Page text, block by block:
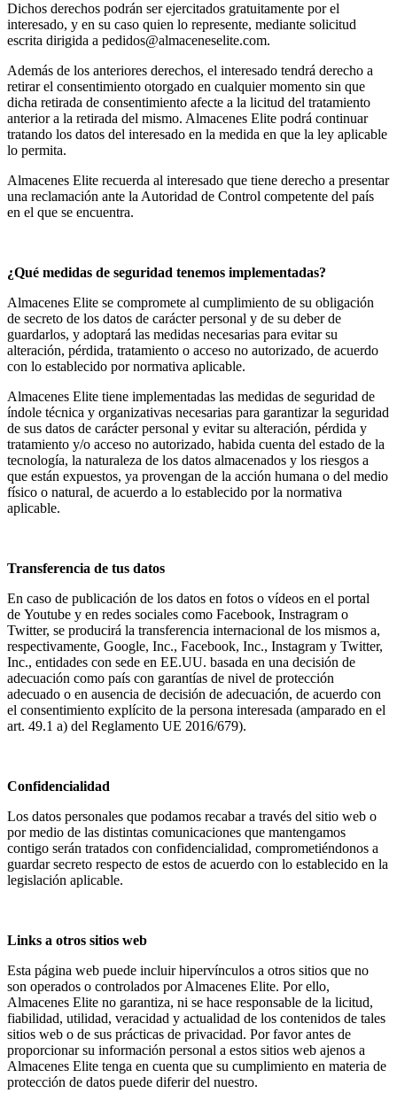
Dichos derechos podrán ser ejercitados gratuitamente por el
interesado, y en su caso quien lo represente, mediante solicitud
escrita dirigida a pedidos@almaceneselite.com.
Además de los anteriores derechos, el interesado tendrá derecho a
retirar el consentimiento otorgado en cualquier momento sin que
dicha retirada de consentimiento afecte a la licitud del tratamiento
anterior a la retirada del mismo. Almacenes Elite podrá continuar
tratando los datos del interesado en la medida en que la ley aplicable
lo permita.
Almacenes Elite recuerda al interesado que tiene derecho a presentar
una reclamación ante la Autoridad de Control competente del país
en el que se encuentra.
¿Qué medidas de seguridad tenemos implementadas?
Almacenes Elite se compromete al cumplimiento de su obligación
de secreto de los datos de carácter personal y de su deber de
guardarlos, y adoptará las medidas necesarias para evitar su
alteración, pérdida, tratamiento o acceso no autorizado, de acuerdo
con lo establecido por normativa aplicable.
Almacenes Elite tiene implementadas las medidas de seguridad de
índole técnica y organizativas necesarias para garantizar la seguridad
de sus datos de carácter personal y evitar su alteración, pérdida y
tratamiento y/o acceso no autorizado, habida cuenta del estado de la
tecnología, la naturaleza de los datos almacenados y los riesgos a
que están expuestos, ya provengan de la acción humana o del medio
físico o natural, de acuerdo a lo establecido por la normativa
aplicable.
Transferencia de tus datos
En caso de publicación de los datos en fotos o vídeos en el portal
de Youtube y en redes sociales como Facebook, Instragram o
Twitter, se producirá la transferencia internacional de los mismos a,
respectivamente, Google, Inc., Facebook, Inc., Instagram y Twitter,
Inc., entidades con sede en EE.UU. basada en una decisión de
adecuación como país con garantías de nivel de protección
adecuado o en ausencia de decisión de adecuación, de acuerdo con
el consentimiento explícito de la persona interesada (amparado en el
art. 49.1 a) del Reglamento UE 2016/679).
Confidencialidad
Los datos personales que podamos recabar a través del sitio web o
por medio de las distintas comunicaciones que mantengamos
contigo serán tratados con confidencialidad, comprometiéndonos a
guardar secreto respecto de estos de acuerdo con lo establecido en la
legislación aplicable.
Links a otros sitios web
Esta página web puede incluir hipervínculos a otros sitios que no
son operados o controlados por Almacenes Elite. Por ello,
Almacenes Elite no garantiza, ni se hace responsable de la licitud,
fiabilidad, utilidad, veracidad y actualidad de los contenidos de tales
sitios web o de sus prácticas de privacidad. Por favor antes de
proporcionar su información personal a estos sitios web ajenos a
Almacenes Elite tenga en cuenta que su cumplimiento en materia de
protección de datos puede diferir del nuestro.